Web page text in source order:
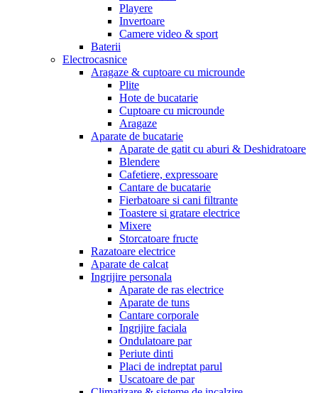
Playere
Invertoare
Camere video & sport
Baterii
Electrocasnice
Aragaze & cuptoare cu microunde
Plite
Hote de bucatarie
Cuptoare cu microunde
Aragaze
Aparate de bucatarie
Aparate de gatit cu aburi & Deshidratoare
Blendere
Cafetiere, expressoare
Cantare de bucatarie
Fierbatoare si cani filtrante
Toastere si gratare electrice
Mixere
Storcatoare fructe
Razatoare electrice
Aparate de calcat
Ingrijire personala
Aparate de ras electrice
Aparate de tuns
Cantare corporale
Ingrijire faciala
Ondulatoare par
Periute dinti
Placi de indreptat parul
Uscatoare de par